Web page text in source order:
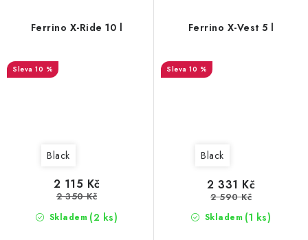
Ferrino X-Ride 10 l
10 %
Black
Skladem (2 ks)
2 115 Kč
2 350 Kč
Ferrino X-Vest 5 l
10 %
Black
Skladem (1 ks)
2 331 Kč
2 590 Kč